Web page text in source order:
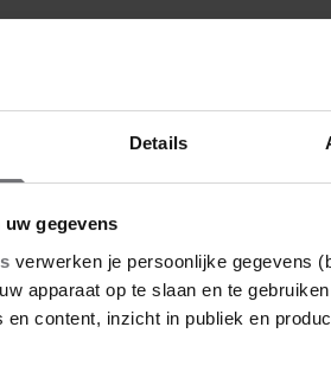
Details
gegevens
verwerken je persoonlijke gegevens
apparaat op te slaan en te
en content, inzicht in publiek en